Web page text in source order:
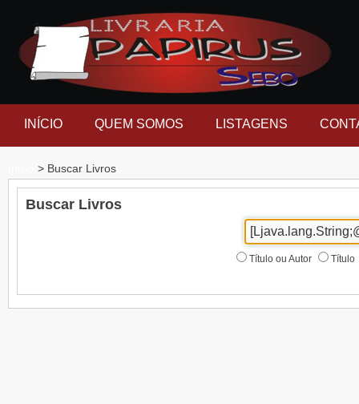
INÍCIO QUEM SOMOS LISTAGENS
> Buscar Livros
Buscar Livros
Título ou Autor Título